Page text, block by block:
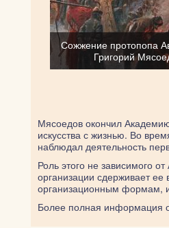
Сожжение протопопа
Григорий
Мясоедов окончил
искусства с жизнью. Во
наблюдал деятельность
Роль этого не зависимого
организации сдерживает
организационным формам,
Более полная информация